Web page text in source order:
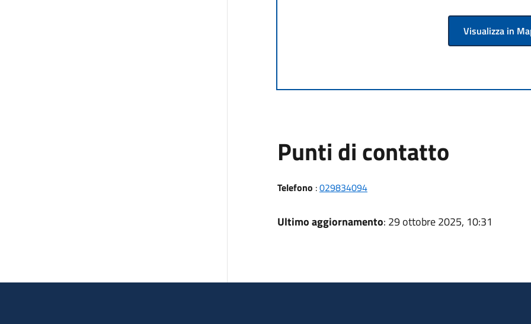
Visualizza in
Punti di contatto
Telefono :029834094
Ultimo aggiornamento: 29 ottobre 2025, 10:31